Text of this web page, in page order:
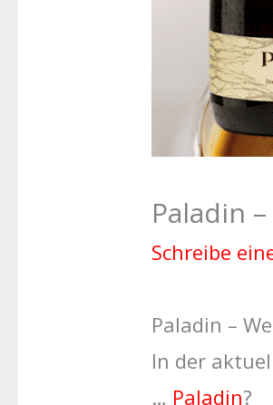
Paladin
Schreibe
Paladin –
In der
… Paladin?